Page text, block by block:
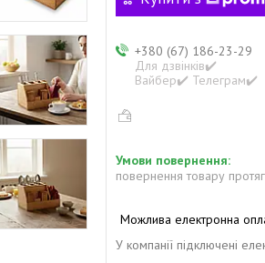
+380 (67) 186-23-29
Для дзвінків✔️
Вайбер✔️ Телеграм✔️
повернення товару
У компанії підключені